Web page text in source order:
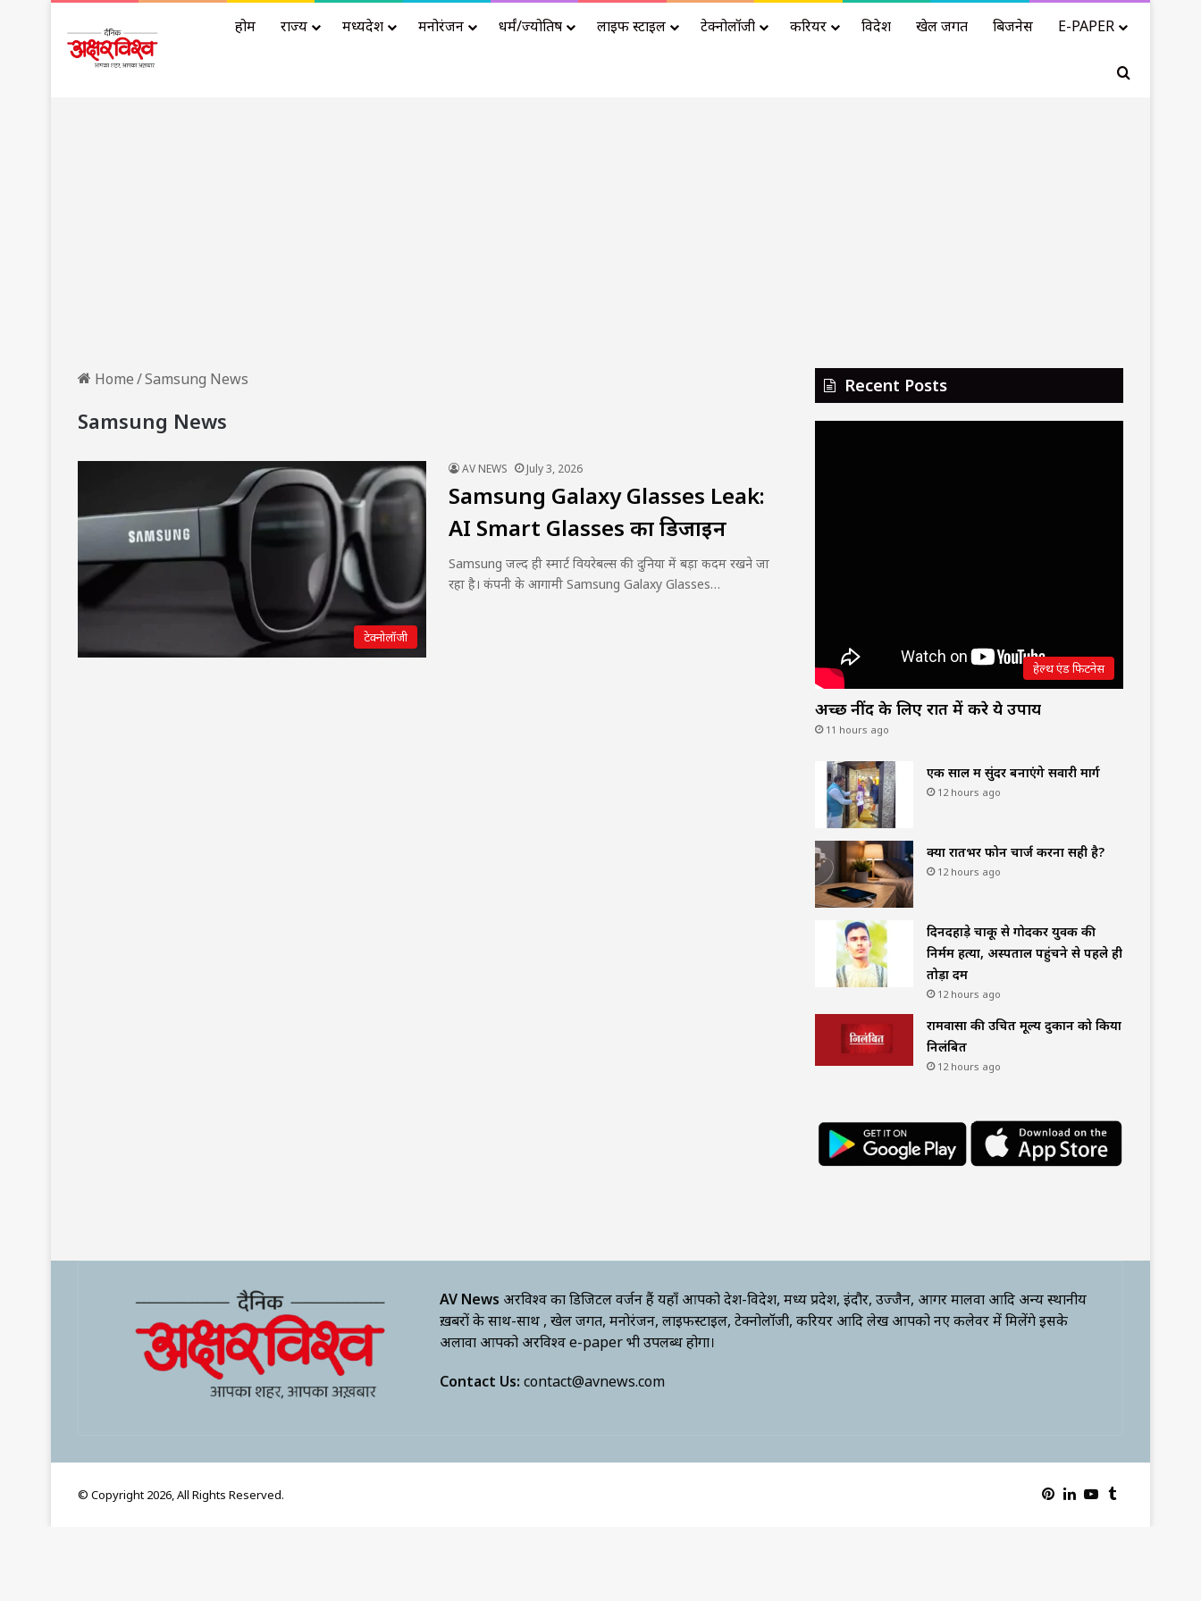
होम राज्य मध्यप्रदेश मनोरंजन धर्मं/ज्योतिष लाइफ स्टाइल टेक्नोलॉजी करियर विदेश खेल जगत बिजनेस E-PAPER
Search for
Home/Samsung News
Samsung News
टेक्नोलॉजी
AV NEWS July 3, 2026
Samsung Galaxy Glasses Leak:
AI Smart Glasses का डिजाइन
Samsung जल्द ही स्मार्ट वियरेबल्स की दुनिया में बड़ा कदम रखने जा
रहा है। कंपनी के आगामी Samsung Galaxy Glasses…
Recent Posts
हेल्थ एंड फिटनेस
अच्छी नींद के लिए रात में करे ये उपाय
11 hours ago
एक साल में सुंदर बनाएंगे सवारी मार्ग
12 hours ago
क्या रातभर फोन चार्ज करना सही है?
12 hours ago
दिनदहाड़े चाकू से गोदकर युवक की
निर्मम हत्या, अस्पताल पहुंचने से पहले ही
तोड़ा दम
12 hours ago
रामवासा की उचित मूल्य दुकान को किया
निलंबित
12 hours ago
AV News अक्षरविश्व का डिजिटल वर्जन हैं यहाँ आपको देश-विदेश, मध्य प्रदेश, इंदौर, उज्जैन, आगर मालवा आदि अन्य स्थानीय
ख़बरों के साथ-साथ , खेल जगत, मनोरंजन, लाइफस्टाइल, टेक्नोलॉजी, करियर आदि लेख आपको नए कलेवर में मिलेंगे इसके
अलावा आपको अक्षरविश्व e-paper भी उपलब्ध होगा।
Contact Us: contact@avnews.com
© Copyright 2026, All Rights Reserved. Pinterest
LinkedIn
YouTube
Tumblr